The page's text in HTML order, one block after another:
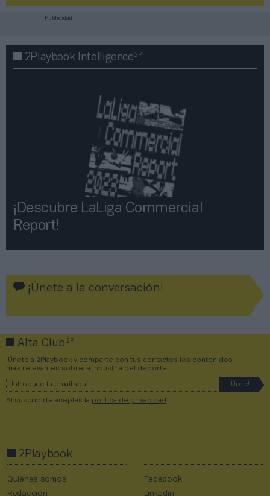
Publicidad
2Playbook Intelligence2P
¡Descubre LaLiga Commercial
Report!​​
¡Únete a la conversación!
Alta Club2P
¡Únete a 2Playbook y comparte con tus contactos los contenidos
más relevantes sobre la industria del deporte!
Al suscribirte aceptas la política de privacidad .
2Playbook
Quiénes somos
Redacción
Facebook
Linkedin